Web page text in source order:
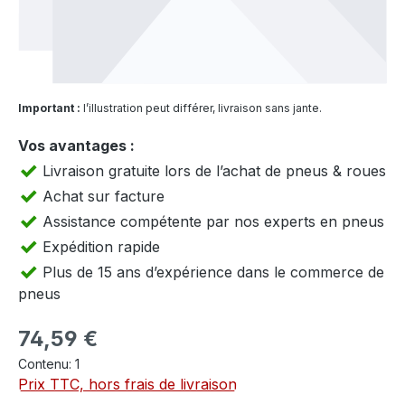
Important : l’illustration peut différer, livraison sans jante.
Vos avantages :
Livraison gratuite lors de l’achat de pneus & roues
Achat sur facture
Assistance compétente par nos experts en pneus
Expédition rapide
Plus de 15 ans d’expérience dans le commerce de
pneus
Prix régulier :
74,59 €
Contenu: 1
Prix TTC, hors frais de livraison